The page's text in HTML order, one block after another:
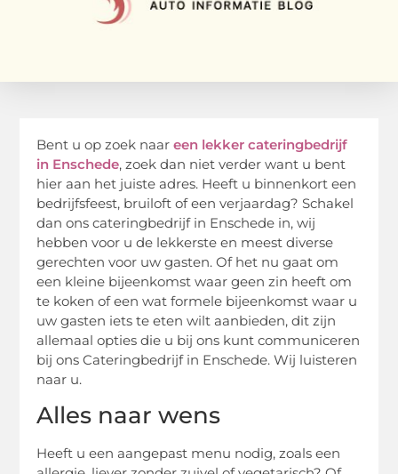
Bent u op zoek naareen lekker cateringbedrijf
in Enschede, zoek dan niet verder want u bent
hier aan het juiste adres. Heeft u binnenkort een
bedrijfsfeest, bruiloft of een verjaardag? Schakel
dan ons cateringbedrijf in Enschede in, wij
hebben voor u de lekkerste en meest diverse
gerechten voor uw gasten. Of het nu gaat om
een kleine bijeenkomst waar geen zin heeft om
te koken of een wat formele bijeenkomst waar u
uw gasten iets te eten wilt aanbieden, dit zijn
allemaal opties die u bij ons kunt communiceren
bij ons Cateringbedrijf in Enschede. Wij luisteren
naar u.
Alles naar wens
Heeft u een aangepast menu nodig, zoals een